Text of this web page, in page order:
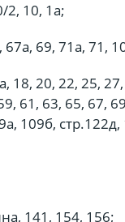
2, 10, 1а;
69, 71а, 71,
18, 20, 22, 25,
61, 63, 65, 67,
109б,
141, 154, 156;